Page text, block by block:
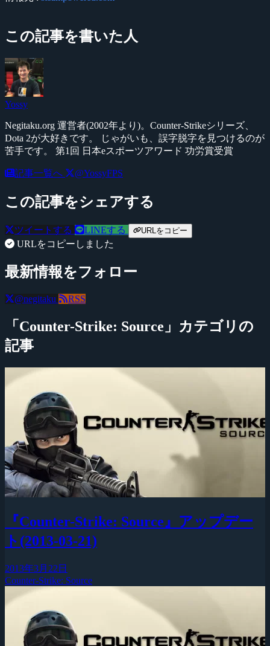
この記事を書いた人
Yossy
Negitaku.org 運営者(2002年より)。Counter-Strikeシリーズ、
Dota 2が大好きです。 じゃがいも、誤字脱字を見つけるのが
苦手です。 第1回 日本eスポーツアワード 功労賞受賞
記事一覧へ @YossyFPS
この記事をシェアする
ツイートする LINEする URLをコピー
URLをコピーしました
最新情報をフォロー
@negitaku RSS
「Counter-Strike: Source」カテゴリの
記事
『Counter-Strike: Source』アップデー
ト(2013-03-21)
2013年3月22日
Counter-Strike: Source